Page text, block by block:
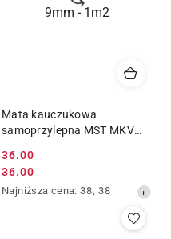
Mata kauczukowa
samoprzylepna MST MKV
Cena
36.00
Cena
promocyjna:
36.00
Najniższa
Najniższa cena: 38 38